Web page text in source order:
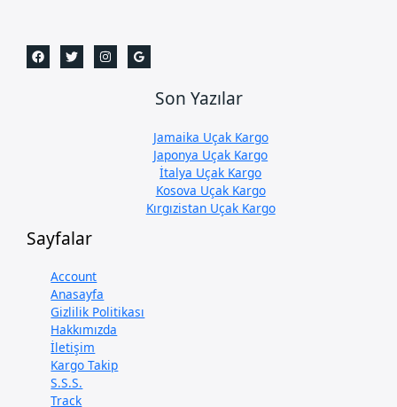
Son Yazılar
Jamaika Uçak Kargo
Japonya Uçak Kargo
İtalya Uçak Kargo
Kosova Uçak Kargo
Kırgızistan Uçak Kargo
Sayfalar
Account
Anasayfa
Gizlilik Politikası
Hakkımızda
İletişim
Kargo Takip
S.S.S.
Track